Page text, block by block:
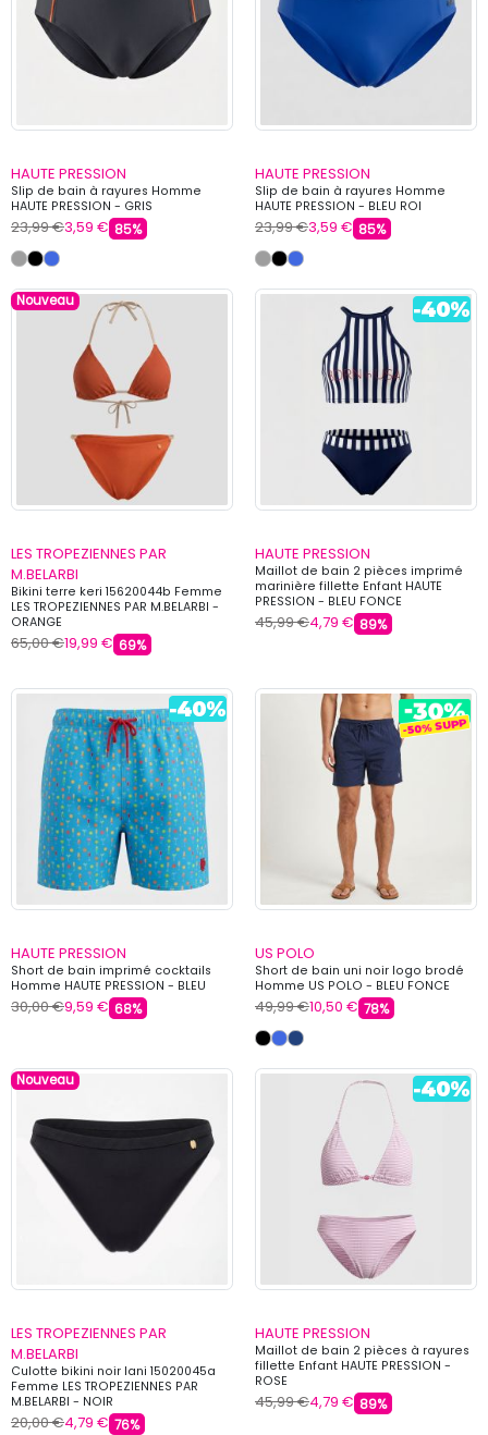
HAUTE PRESSION
Slip de bain à rayures Homme
HAUTE PRESSION - GRIS
23,99 €3,59 € 85%
HAUTE PRESSION
Slip de bain à rayures Homme
HAUTE PRESSION - BLEU ROI
23,99 €3,59 € 85%
Nouveau
LES TROPEZIENNES PAR
M.BELARBI
Bikini terre keri 15620044b Femme
LES TROPEZIENNES PAR M.BELARBI -
ORANGE
65,00 €19,99 € 69%
HAUTE PRESSION
Maillot de bain 2 pièces imprimé
marinière fillette Enfant HAUTE
PRESSION - BLEU FONCE
45,99 €4,79 € 89%
HAUTE PRESSION
Short de bain imprimé cocktails
Homme HAUTE PRESSION - BLEU
30,00 €9,59 € 68%
US POLO
Short de bain uni noir logo brodé
Homme US POLO - BLEU FONCE
49,99 €10,50 € 78%
Nouveau
LES TROPEZIENNES PAR
M.BELARBI
Culotte bikini noir lani 15020045a
Femme LES TROPEZIENNES PAR
M.BELARBI - NOIR
20,00 €4,79 € 76%
HAUTE PRESSION
Maillot de bain 2 pièces à rayures
fillette Enfant HAUTE PRESSION -
ROSE
45,99 €4,79 € 89%